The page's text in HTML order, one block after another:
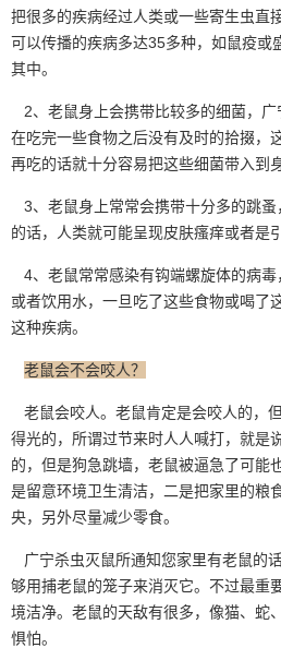
把很多的疾病经过人类或一些寄生虫直
可以传播的疾病多达35多种，如鼠疫或
其中。
2、老鼠身上会携带比较多的细菌， 广
在吃完一些食物之后没有及时的拾掇，
再吃的话就十分容易把这些细菌带入到
3、老鼠身上常常会携带十分多的跳
的话，人类就可能呈现皮肤瘙痒或者是
4、老鼠常常感染有钩端螺旋体的病
或者饮用水，一旦吃了这些食物或喝了
这种疾病。
老鼠会不会咬人？
老鼠会咬人。老鼠肯定是会咬人的，
得光的，所谓过节来时人人喊打，就是
的，但是狗急跳墙，老鼠被逼急了可能
是留意环境卫生清洁，二是把家里的粮
央，另外尽量减少零食。
广宁杀虫灭鼠所通知您家里有老鼠的
够用捕老鼠的笼子来消灭它。不过最重
境洁净。老鼠的天敌有很多，像猫、蛇
惧怕。